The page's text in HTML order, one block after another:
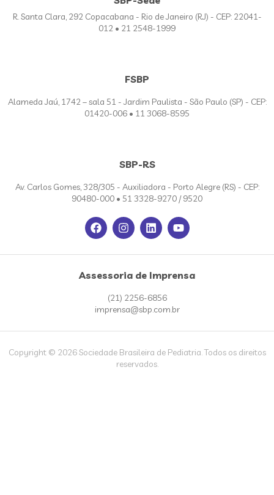
R. Santa Clara, 292 Copacabana - Rio de Janeiro (RJ) - CEP: 22041-
012 • 21 2548-1999
FSBP
Alameda Jaú, 1742 – sala 51 - Jardim Paulista - São Paulo (SP) - CEP:
01420-006 • 11 3068-8595
SBP-RS
Av. Carlos Gomes, 328/305 - Auxiliadora - Porto Alegre (RS) - CEP:
90480-000 • 51 3328-9270 / 9520
Assessoria de Imprensa
(21) 2256-6856
imprensa@sbp.com.br
Copyright © 2026 Sociedade Brasileira de Pediatria. Todos os direitos
reservados.